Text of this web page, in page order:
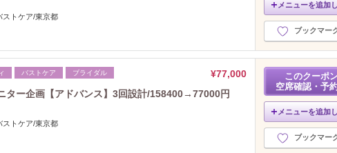
2021年11月分（5）
2021年10月分（2）
2021年9月分
2021年7月分（8）
2021年6月分（14）
2021年5月分（26）
2021年4月分 （24）
2021年3月分（44）
2021年2月分（22）
ストケア/東京都
メニューを追加
ブックマー
バストケア ブライダル
¥77,000
ター企画【アドバンス】3回設計/158400→77000円
ストケア/東京都
このクーポ
空席確認・予
メニューを追加
ブックマー